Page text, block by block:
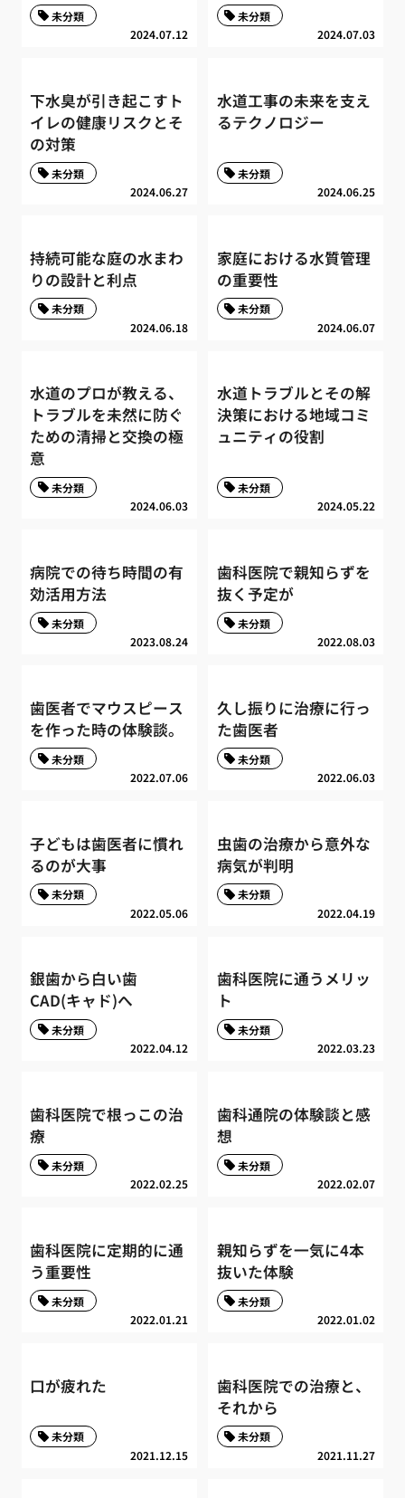
2024.07.12
未分類
2024.07.03
未分類
下水臭が引き起こすト
イレの健康リスクとそ
の対策
2024.06.27
未分類
水道工事の未来を支え
るテクノロジー
2024.06.25
未分類
持続可能な庭の水まわ
りの設計と利点
2024.06.18
未分類
家庭における水質管理
の重要性
2024.06.07
未分類
水道のプロが教える、
トラブルを未然に防ぐ
ための清掃と交換の極
意
2024.06.03
未分類
水道トラブルとその解
決策における地域コミ
ュニティの役割
2024.05.22
未分類
病院での待ち時間の有
効活用方法
2023.08.24
未分類
歯科医院で親知らずを
抜く予定が
2022.08.03
未分類
歯医者でマウスピース
を作った時の体験談。
2022.07.06
未分類
久し振りに治療に行っ
た歯医者
2022.06.03
未分類
子どもは歯医者に慣れ
るのが大事
2022.05.06
未分類
虫歯の治療から意外な
病気が判明
2022.04.19
未分類
銀歯から白い歯
CAD(キャド)へ
2022.04.12
未分類
歯科医院に通うメリッ
ト
2022.03.23
未分類
歯科医院で根っこの治
療
2022.02.25
未分類
歯科通院の体験談と感
想
2022.02.07
未分類
歯科医院に定期的に通
う重要性
2022.01.21
未分類
親知らずを一気に4本
抜いた体験
2022.01.02
未分類
口が疲れた
2021.12.15
未分類
歯科医院での治療と、
それから
2021.11.27
未分類